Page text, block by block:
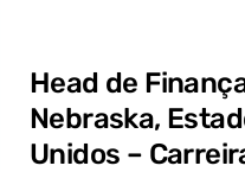
Head de
Nebraska,
Unidos –